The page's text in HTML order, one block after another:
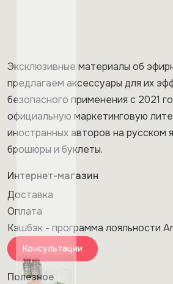
Эксклюзивные материалы об
предлагаем аксессуары для их
безопасного применения с 2021
официальную маркетинговую
иностранных авторов на русском
брошюры и буклеты.
Интернет-магазин
Доставка
Оплата
Кэшбэк - программа лояльности
Консультации
Полезное